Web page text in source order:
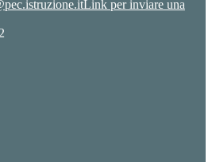
Link per inviare una